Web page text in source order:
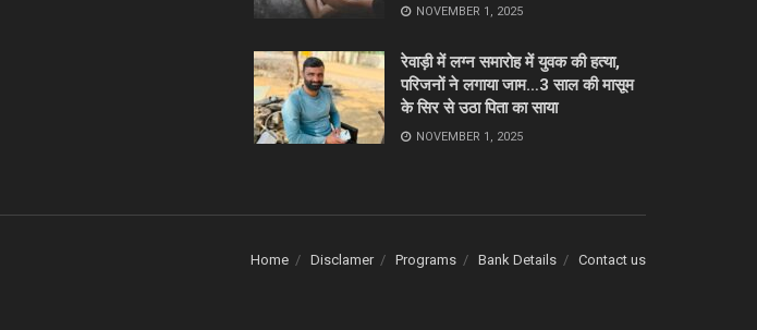
NOVEMBER 1, 2025
रेवाड़ी में लग्न समारोह में युवक की हत्या,
परिजनों ने लगाया जाम…3 साल की मासूम
के सिर से उठा पिता का साया
NOVEMBER 1, 2025
Home Disclamer Programs Bank Details Contact us